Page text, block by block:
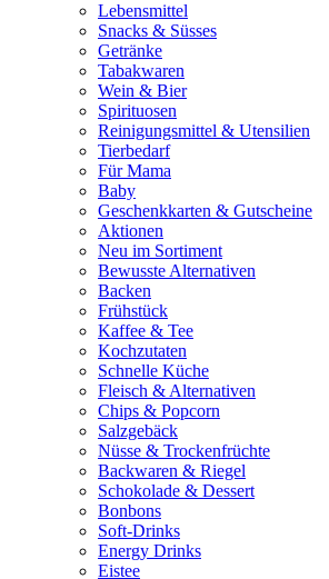
Lebensmittel
Snacks & Süsses
Getränke
Tabakwaren
Wein & Bier
Spirituosen
Reinigungsmittel & Utensilien
Tierbedarf
Für Mama
Baby
Geschenkkarten & Gutscheine
Aktionen
Neu im Sortiment
Bewusste Alternativen
Backen
Frühstück
Kaffee & Tee
Kochzutaten
Schnelle Küche
Fleisch & Alternativen
Chips & Popcorn
Salzgebäck
Nüsse & Trockenfrüchte
Backwaren & Riegel
Schokolade & Dessert
Bonbons
Soft-Drinks
Energy Drinks
Eistee